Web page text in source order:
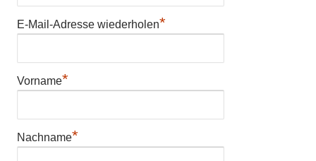
E-Mail-Adresse wiederholen*
Vorname*
Nachname*